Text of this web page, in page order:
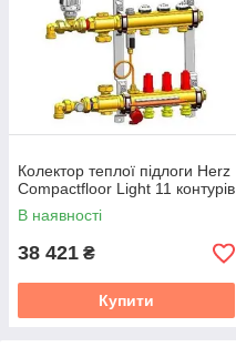
Колектор теплої підлоги Herz
Compactfloor Light 11 контурів
В наявності
38 421 ₴
Купити